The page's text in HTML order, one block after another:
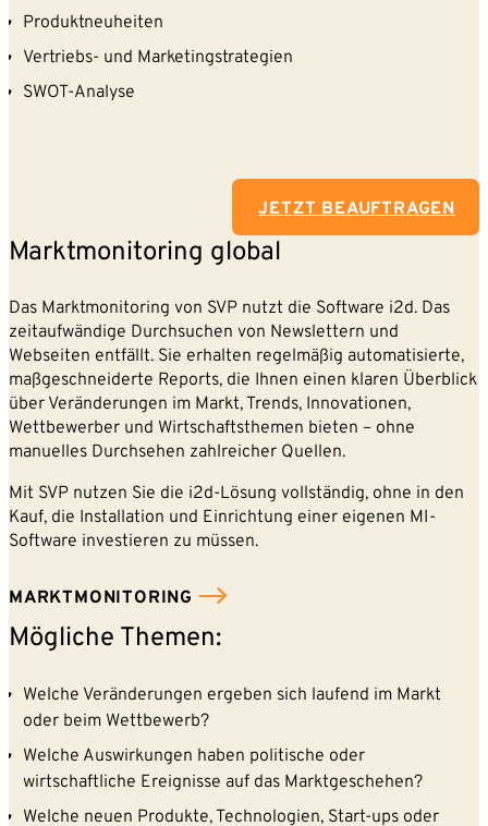
Produktneuheiten
Vertriebs- und Marketingstrategien
SWOT-Analyse
JETZT BEAUFTRAGEN
Marktmonitoring global
Das Marktmonitoring von SVP nutzt die Software i2d. Das
zeitaufwändige Durchsuchen von Newslettern und
Webseiten entfällt. Sie erhalten regelmäßig automatisierte,
maßgeschneiderte Reports, die Ihnen einen klaren Überblick
über Veränderungen im Markt, Trends, Innovationen,
Wettbewerber und Wirtschaftsthemen bieten – ohne
manuelles Durchsehen zahlreicher Quellen.
Mit SVP nutzen Sie die i2d-Lösung vollständig, ohne in den
Kauf, die Installation und Einrichtung einer eigenen MI-
Software investieren zu müssen.
MARKTMONITORING
Mögliche Themen:
Welche Veränderungen ergeben sich laufend im Markt
oder beim Wettbewerb?
Welche Auswirkungen haben politische oder
wirtschaftliche Ereignisse auf das Marktgeschehen?
Welche neuen Produkte, Technologien, Start-ups oder